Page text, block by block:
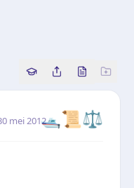
Copy source
Share this
Bekijk
🛥️📜⚖️
mei 2012